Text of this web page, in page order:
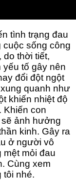
tình trạng đau
cuộc sống công
do thời tiết,
tố gây nên
đổi đột ngột
quanh như
khiến nhiệt độ
Khiến con
ảnh hưởng
kinh. Gây ra
ở người vô
mệt mỏi đau
Cùng xem
tôi nhé.